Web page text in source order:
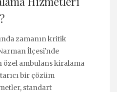
zamanın kritik
İlçesi'nde
özel ambulans kiralama
bir çözüm
standart